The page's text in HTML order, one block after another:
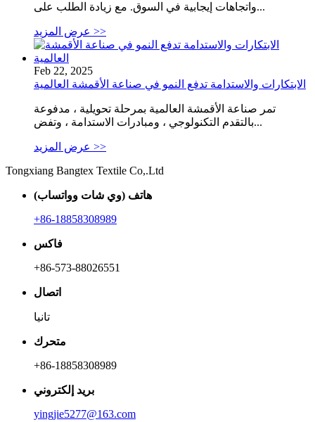
واتجاهات إيجابية في السوق. مع زيادة الطلب على...
عرض المزيد >>
Feb 22, 2025
الابتكارات والاستدامة تدفع النمو في صناعة الأقمشة العالمية
تمر صناعة الأقمشة العالمية بمرحلة تحويلية ، مدفوعة
بالتقدم التكنولوجي ، ومبادرات الاستدامة ، وتفض...
عرض المزيد >>
Tongxiang Bangtex Textile Co,.Ltd
هاتف (وي شات وواتساب)
+86-18858308989
فاكس
+86-573-88026551
اتصال
تانيا
متحرك
+86-18858308989
بريد إلكتروني
yingjie5277@163.com